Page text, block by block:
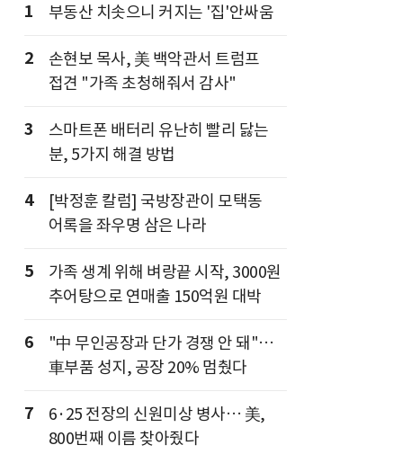
1
부동산 치솟으니 커지는 '집'안싸움
2
손현보 목사, 美 백악관서 트럼프
접견 "가족 초청해줘서 감사"
3
스마트폰 배터리 유난히 빨리 닳는
분, 5가지 해결 방법
4
[박정훈 칼럼] 국방장관이 모택동
어록을 좌우명 삼은 나라
5
가족 생계 위해 벼랑끝 시작, 3000원
추어탕으로 연매출 150억원 대박
6
"中 무인공장과 단가 경쟁 안 돼"…
車부품 성지, 공장 20% 멈췄다
7
6·25 전장의 신원미상 병사… 美,
800번째 이름 찾아줬다